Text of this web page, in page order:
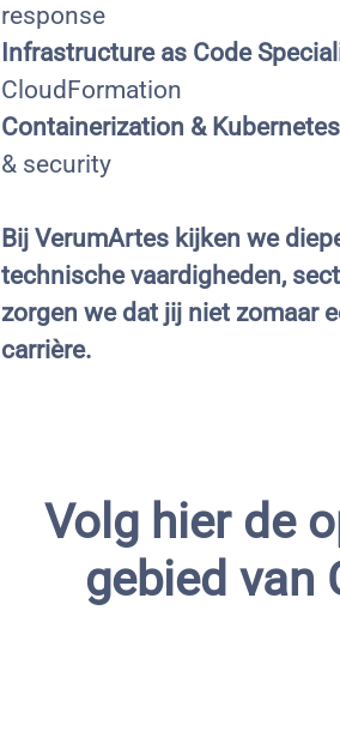
response
Infrastructure as Code
CloudFormation
Containerization &
& security
Bij VerumArtes kijken we
technische vaardigheden,
zorgen we dat jij niet zomaar
carrière.
Volg hier de
gebied van